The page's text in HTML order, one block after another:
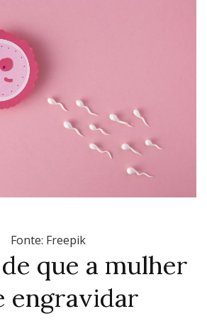
Fonte: Freepik
que a mulher
engravidar